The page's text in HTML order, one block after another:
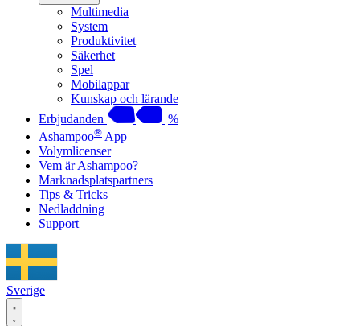
Multimedia
System
Produktivitet
Säkerhet
Spel
Mobilappar
Kunskap och lärande
Erbjudanden
%
Ashampoo® App
Volymlicenser
Vem är Ashampoo?
Marknadsplatspartners
Tips & Tricks
Nedladdning
Support
Sverige